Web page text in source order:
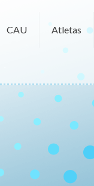
CAU Atletas